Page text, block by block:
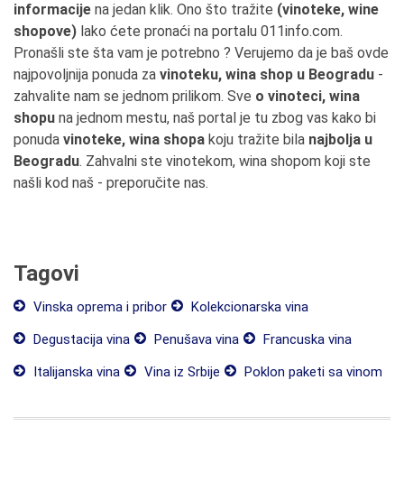
informacije na jedan klik. Ono što tražite (vinoteke, wine
shopove) lako ćete pronaći na portalu 011info.com.
Pronašli ste šta vam je potrebno ? Verujemo da je baš ovde
najpovoljnija ponuda za vinoteku, wina shop u Beogradu -
zahvalite nam se jednom prilikom. Sve o vinoteci, wina
shopu na jednom mestu, naš portal je tu zbog vas kako bi
ponuda vinoteke, wina shopa koju tražite bila najbolja u
Beogradu. Zahvalni ste vinotekom, wina shopom koji ste
našli kod naš - preporučite nas.
Tagovi
Vinska oprema i pribor
Kolekcionarska vina
Degustacija vina
Penušava vina
Francuska vina
Italijanska vina
Vina iz Srbije Poklon paketi sa vinom